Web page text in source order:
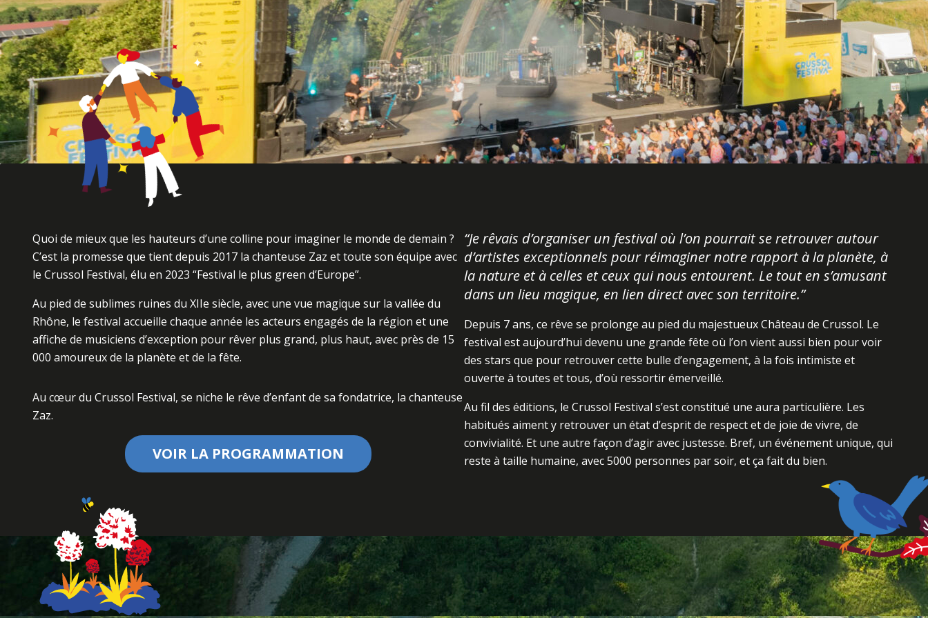
Quoi de mieux que les hauteurs d’une colline pour imaginer le monde de demain ?
C’est la promesse que tient depuis 2017 la chanteuse Zaz et toute son équipe avec
le Crussol Festival, élu en 2023 “Festival le plus green d’Europe”.
Au pied de sublimes ruines du XIIe siècle, avec une vue magique sur la vallée du
Rhône, le festival accueille chaque année les acteurs engagés de la région et une
affiche de musiciens d’exception pour rêver plus grand, plus haut, avec près de 15
000 amoureux de la planète et de la fête.
Au cœur du Crussol Festival, se niche le rêve d’enfant de sa fondatrice, la chanteuse
Zaz.
VOIR LA PROGRAMMATION
“Je rêvais d’organiser un festival où l’on pourrait se retrouver autour
d’artistes exceptionnels pour réimaginer notre rapport à la planète, à
la nature et à celles et ceux qui nous entourent. Le tout en s’amusant
dans un lieu magique, en lien direct avec son territoire.”
Depuis 7 ans, ce rêve se prolonge au pied du majestueux Château de Crussol. Le
festival est aujourd’hui devenu une grande fête où l’on vient aussi bien pour voir
des stars que pour retrouver cette bulle d’engagement, à la fois intimiste et
ouverte à toutes et tous, d’où ressortir émerveillé.
Au fil des éditions, le Crussol Festival s’est constitué une aura particulière. Les
habitués aiment y retrouver un état d’esprit de respect et de joie de vivre, de
convivialité. Et une autre façon d’agir avec justesse. Bref, un événement unique, qui
reste à taille humaine, avec 5000 personnes par soir, et ça fait du bien.